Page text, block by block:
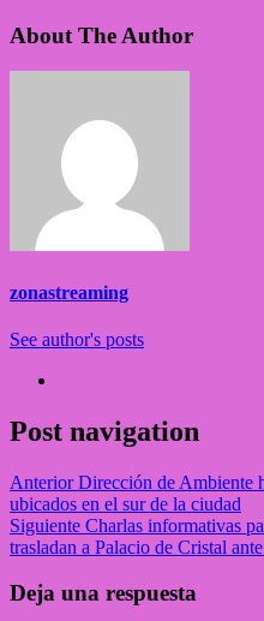
About The Author
zonastreaming
See author's posts
Post navigation
AnteriorDirección de Ambiente
ubicados en el sur de la ciudad
Siguiente Charlas informativas
trasladan a Palacio de Cristal
Deja una respuesta